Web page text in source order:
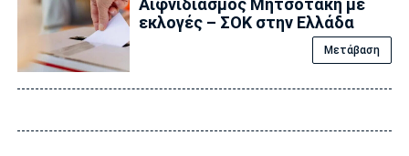
Αιφνιδιασμός Μητσοτάκη με
εκλογές – ΣΟΚ στην Ελλάδα
Μετάβαση